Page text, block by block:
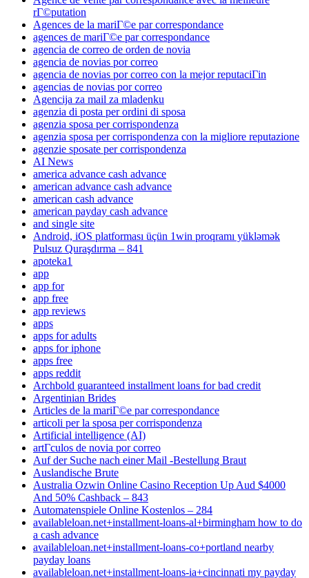
rГ©putation
Agences de la mariГ©e par correspondance
agences de mariГ©e par correspondance
agencia de correo de orden de novia
agencia de novias por correo
agencia de novias por correo con la mejor reputaciГіn
agencias de novias por correo
Agencija za mail za mladenku
agenzia di posta per ordini di sposa
agenzia sposa per corrispondenza
agenzia sposa per corrispondenza con la migliore reputazione
agenzie sposate per corrispondenza
AI News
america advance cash advance
american advance cash advance
american cash advance
american payday cash advance
and single site
Android, iOS platforması üçün 1win proqramı yükləmək
Pulsuz Quraşdırma – 841
apoteka1
app
app for
app free
app reviews
apps
apps for adults
apps for iphone
apps free
apps reddit
Archbold guaranteed installment loans for bad credit
Argentinian Brides
Articles de la mariГ©e par correspondance
articoli per la sposa per corrispondenza
Artificial intelligence (AI)
artГ­culos de novia por correo
Auf der Suche nach einer Mail -Bestellung Braut
Auslandische Brute
Australia Ozwin Online Casino Reception Up Aud $4000
And 50% Cashback – 843
Automatenspiele Online Kostenlos – 284
availableloan.net+installment-loans-al+birmingham how to do
a cash advance
availableloan.net+installment-loans-co+portland nearby
payday loans
availableloan.net+installment-loans-ia+cincinnati my payday